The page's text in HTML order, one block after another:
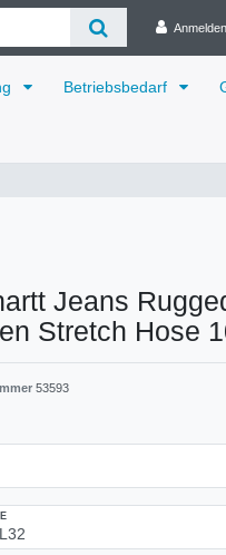
Anmelden
Betriebsbedarf
Jeans
Stretch Hose
53593